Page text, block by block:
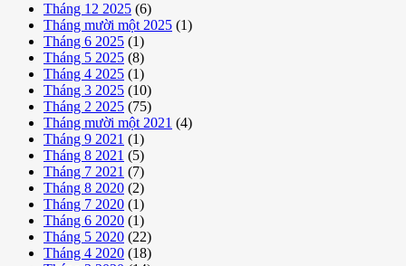
Tháng 12 2025 (6)
Tháng mười một 2025 (1)
Tháng 6 2025 (1)
Tháng 5 2025 (8)
Tháng 4 2025 (1)
Tháng 3 2025 (10)
Tháng 2 2025 (75)
Tháng mười một 2021 (4)
Tháng 9 2021 (1)
Tháng 8 2021 (5)
Tháng 7 2021 (7)
Tháng 8 2020 (2)
Tháng 7 2020 (1)
Tháng 6 2020 (1)
Tháng 5 2020 (22)
Tháng 4 2020 (18)